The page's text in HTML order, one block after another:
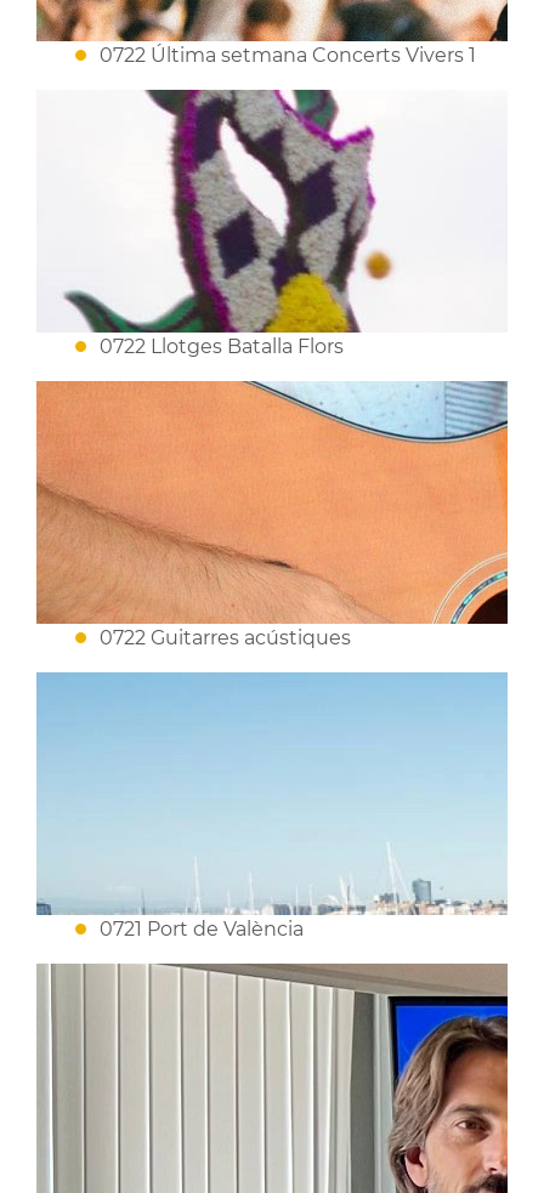
0722 Última setmana Concerts Vivers 1
0722 Llotges Batalla Flors
0722 Guitarres acústiques
0721 Port de València